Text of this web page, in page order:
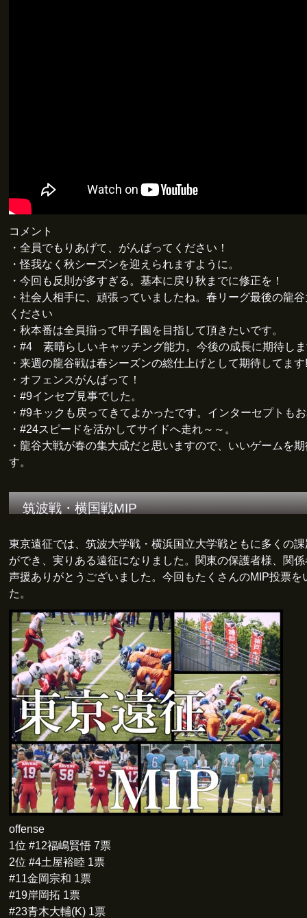
コメント
・全員でもりあげて、がんばってください！
・怪我なく秋シーズンを迎えられますように。
・今回も反則が多すぎる。基本に戻り秋までに修正を！
・社会人相手に、頑張っていましたね。春リーグ最後の龍
ください
・秋本番は全員揃って甲子園を目指して頂きたいです。
・#4 素晴らしいキャッチング能力。今後の成長に期待し
・来週の龍谷戦は春シーズンの総仕上げとして期待してます
・オフェンスがんばって！
・#9インセプ見事でした。
・#9キックも戻ってきてよかったです。インターセプトも
・#24スピードを活かしてサイドへ走れ～～。
・龍谷大戦が春の集大成だと思いますので、いいゲームを
す。
筑波戦・横国戦MIP
東京遠征では、筑波大学戦・横浜国立大学戦ともに多くの
ができ、実りある遠征になりました。関東の保護者様、関
声援ありがとうございました。今回もたくさんのMIP投票を
た。
offense
1位 #12福嶋賢悟 7票
2位 #4土屋裕睦 1票
#11金岡宗和 1票
#19岸岡拓 1票
#23青木大輔(K) 1票